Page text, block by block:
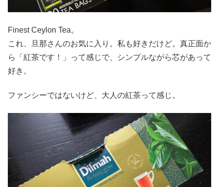
Finest Ceylon Tea。
これ、旦那さんのお気に入り。私も好きだけど。真正面か
ら「紅茶です！」って感じで、シンプルながら芯があって
好き。
ファンシーではないけど、大人の紅茶って感じ。